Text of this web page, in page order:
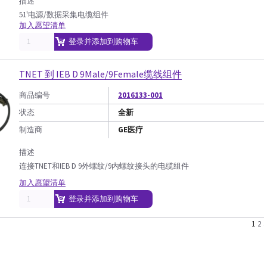
51'电源/数据采集电缆组件
加入愿望清单
登录并添加到购物车
TNET 到 IEB D 9Male/9Female缆线组件
商品编号
2016133-001
状态
全新
制造商
GE医疗
描述
连接TNET和IEB D 9外螺纹/9内螺纹接头的电缆组件
加入愿望清单
登录并添加到购物车
1 2